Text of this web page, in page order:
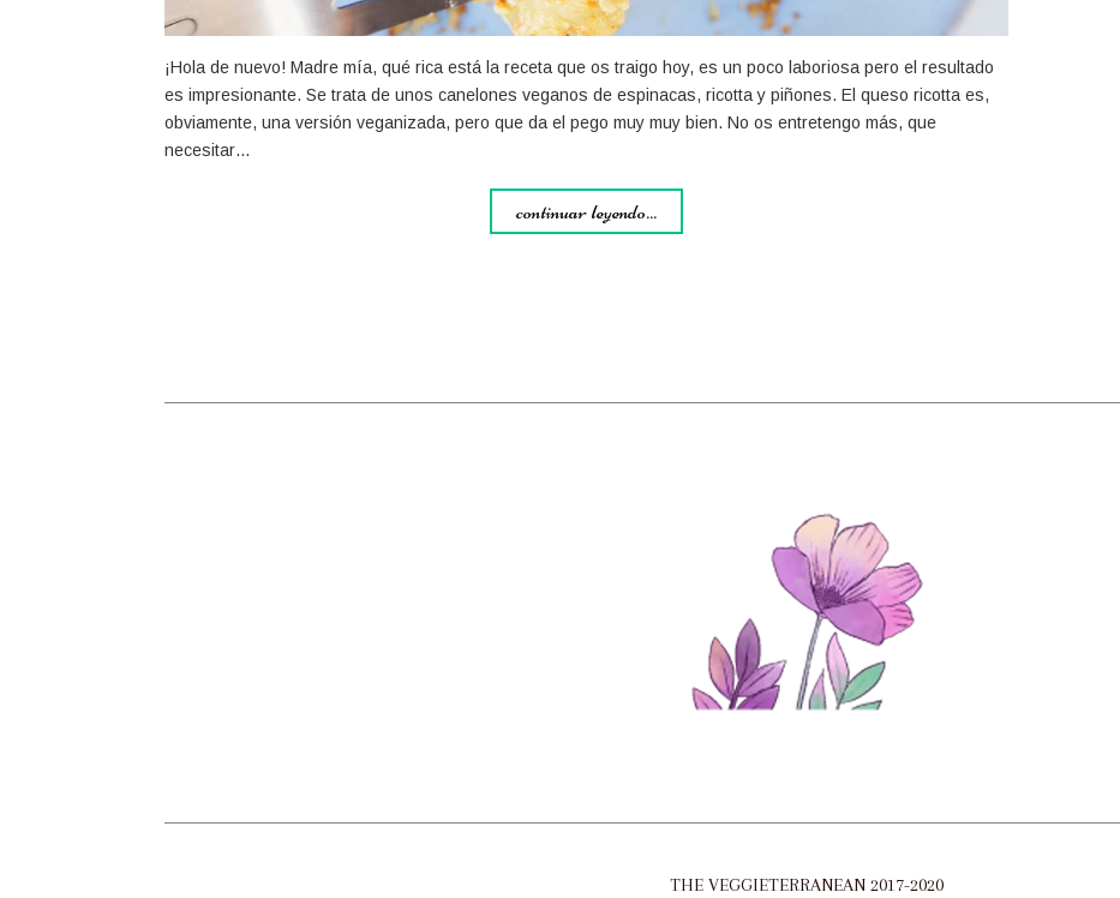
¡Hola de nuevo! Madre mía, qué rica está la receta que os traigo hoy, es un poco laboriosa pero el resultado
es impresionante. Se trata de unos canelones veganos de espinacas, ricotta y piñones. El queso ricotta es,
obviamente, una versión veganizada, pero que da el pego muy muy bien. No os entretengo más, que
necesitar…
continuar leyendo...
THE VEGGIETERRANEAN 2017-2020